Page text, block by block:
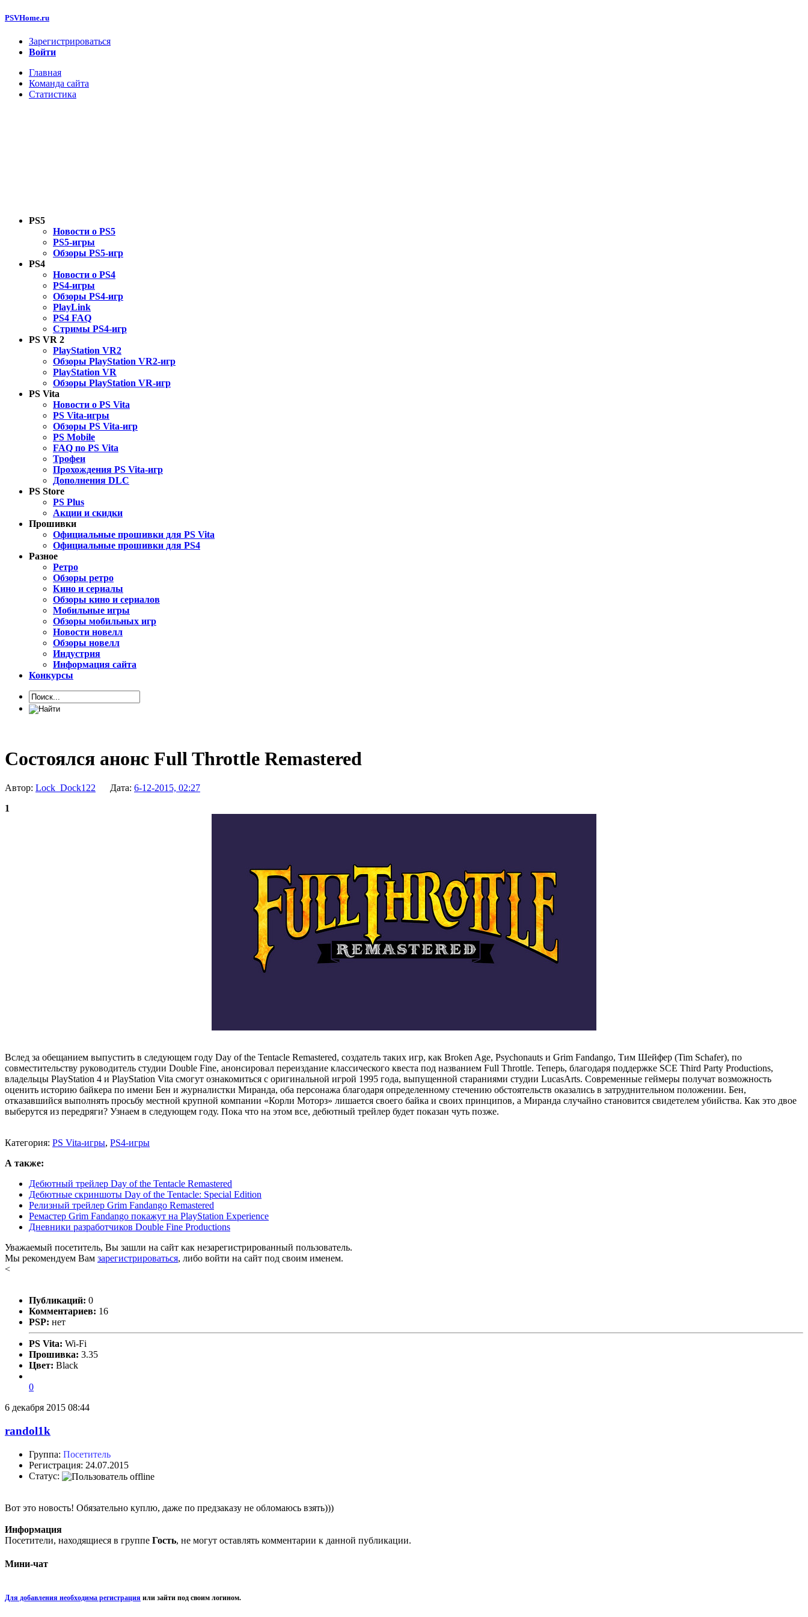
PSVHome.ru
Зарегистрироваться
Войти
Главная
Команда сайта
Статистика
PS5
Новости о PS5
PS5-игры
Обзоры PS5-игр
PS4
Новости о PS4
PS4-игры
Обзоры PS4-игр
PlayLink
PS4 FAQ
Стримы PS4-игр
PS VR 2
PlayStation VR2
Обзоры PlayStation VR2-игр
PlayStation VR
Обзоры PlayStation VR-игр
PS Vita
Новости о PS Vita
PS Vita-игры
Обзоры PS Vita-игр
PS Mobile
FAQ по PS Vita
Трофеи
Прохождения PS Vita-игр
Дополнения DLC
PS Store
PS Plus
Акции и скидки
Прошивки
Официальные прошивки для PS Vita
Официальные прошивки для PS4
Разное
Ретро
Обзоры ретро
Кино и сериалы
Обзоры кино и сериалов
Мобильные игры
Обзоры мобильных игр
Новости новелл
Обзоры новелл
Индустрия
Информация сайта
Конкурсы
Состоялся анонс Full Throttle Remastered
Автор: Lock_Dock122 Дата: 6-12-2015, 02:27
1
Вслед за обещанием выпустить в следующем году Day of the Tentacle Remastered, создатель таких игр, как Broken Age, Psychonauts и Grim Fandango, Тим Шейфер (Tim Schafer), по
совместительству руководитель студии Double Fine, анонсировал переиздание классического квеста под названием Full Throttle. Теперь, благодаря поддержке SCE Third Party Productions,
владельцы PlayStation 4 и PlayStation Vita смогут ознакомиться с оригинальной игрой 1995 года, выпущенной стараниями студии LucasArts. Современные геймеры получат возможность
оценить историю байкера по имени Бен и журналистки Миранда, оба персонажа благодаря определенному стечению обстоятельств оказались в затруднительном положении. Бен,
отказавшийся выполнять просьбу местной крупной компании «Корли Моторз» лишается своего байка и своих принципов, а Миранда случайно становится свидетелем убийства. Как это двое
выберутся из передряги? Узнаем в следующем году. Пока что на этом все, дебютный трейлер будет показан чуть позже.
Категория: PS Vita-игры, PS4-игры
А также:
Дебютный трейлер Day of the Tentacle Remastered
Дебютные скриншоты Day of the Tentacle: Special Edition
Релизный трейлер Grim Fandango Remastered
Ремастер Grim Fandango покажут на PlayStation Experience
Дневники разработчиков Double Fine Productions
Уважаемый посетитель, Вы зашли на сайт как незарегистрированный пользователь.
Мы рекомендуем Вам зарегистрироваться, либо войти на сайт под своим именем.
<
Публикаций: 0
Комментариев: 16
PSP: нет
PS Vita: Wi-Fi
Прошивка: 3.35
Цвет: Black
0
6 декабря 2015 08:44
randol1k
Группа: Посетитель
Регистрация: 24.07.2015
Статус:
Вот это новость! Обязательно куплю, даже по предзаказу не обломаюсь взять)))
Информация
Посетители, находящиеся в группе Гость, не могут оставлять комментарии к данной публикации.
Мини-чат
Для добавления необходима регистрация или зайти под своим логином.